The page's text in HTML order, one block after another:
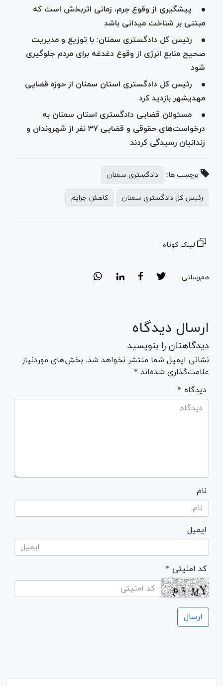
پیشگیری از وقوع جرم، زمانی اثربخش است که
مبتنی بر شناخت میدانی باشد
رئیس کل دادگستری سمنان: با توزیع و مدیریت
صحیح منابع انرژی از وقوع دغدغه برای مردم جلوگیری
شود
رئیس کل دادگستری استان سمنان از حوزه قضایی
مهدیشهر بازدید کرد
مسئولان قضایی دادگستری استان سمنان به
درخواست‌های حقوقی‌ و قضایی ۳۷ نفر از شهروندان و
زندانیان رسیدگی کردند
برچسب ها: دادگستری سمنان
رئیس کل دادگستری سمنان کاهش جرایم
لینک کوتاه
هم‌رسانی:
ارسال دیدگاه
دیدگاهتان را بنویسید
نشانی ایمیل شما منتشر نخواهد شد. بخش‌های موردنیاز
علامت‌گذاری شده‌اند *
* دیدگاه
نام
ایمیل
* کد امنیتی